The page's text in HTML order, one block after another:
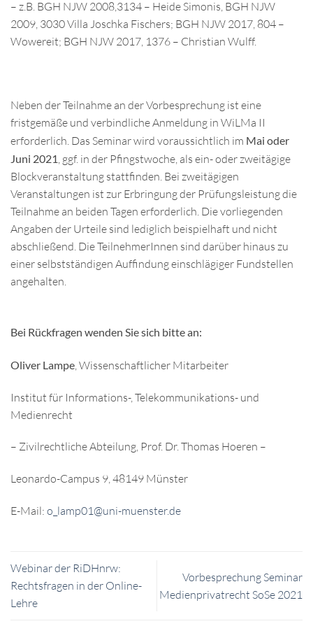
– z.B. BGH NJW 2008,3134 – Heide Simonis, BGH NJW
2009, 3030 Villa Joschka Fischers; BGH NJW 2017, 804 –
Wowereit; BGH NJW 2017, 1376 – Christian Wulff.
Neben der Teilnahme an der Vorbesprechung ist eine
fristgemäße und verbindliche Anmeldung in WiLMa II
erforderlich. Das Seminar wird voraussichtlich im Mai oder
Juni 2021, ggf. in der Pfingstwoche, als ein- oder zweitägige
Blockveranstaltung stattfinden. Bei zweitägigen
Veranstaltungen ist zur Erbringung der Prüfungsleistung die
Teilnahme an beiden Tagen erforderlich. Die vorliegenden
Angaben der Urteile sind lediglich beispielhaft und nicht
abschließend. Die TeilnehmerInnen sind darüber hinaus zu
einer selbstständigen Auffindung einschlägiger Fundstellen
angehalten.
Bei Rückfragen wenden Sie sich bitte an:
Oliver Lampe , Wissenschaftlicher Mitarbeiter
Institut für Informations-, Telekommunikations- und
Medienrecht
– Zivilrechtliche Abteilung, Prof. Dr. Thomas Hoeren –
Leonardo-Campus 9, 48149 Münster
E-Mail: o_lamp01@uni-muenster.de
Webinar der RiDHnrw:
Rechtsfragen in der Online-
Lehre
Vorbesprechung Seminar
Medienprivatrecht SoSe 2021